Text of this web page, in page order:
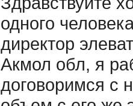
одного
директор
Акмол обл, я
договоримся с